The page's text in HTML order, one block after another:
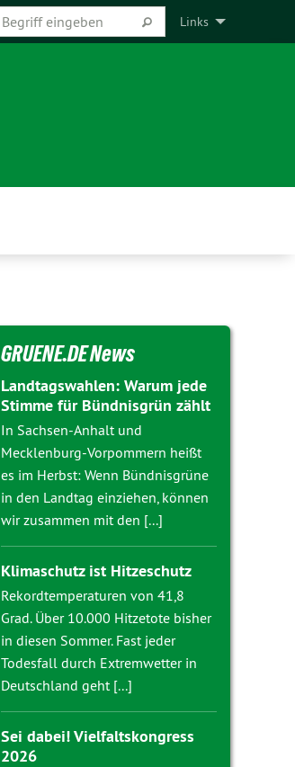
Links
GRUENE.DE News
Landtagswahlen: Warum jede
Stimme für Bündnisgrün zählt
In Sachsen-Anhalt und
Mecklenburg-Vorpommern heißt
es im Herbst: Wenn Bündnisgrüne
in den Landtag einziehen, können
wir zusammen mit den [...]
Klimaschutz ist Hitzeschutz
Rekordtemperaturen von 41,8
Grad. Über 10.000 Hitzetote bisher
in diesen Sommer. Fast jeder
Todesfall durch Extremwetter in
Deutschland geht [...]
Sei dabei! Vielfaltskongress
2026